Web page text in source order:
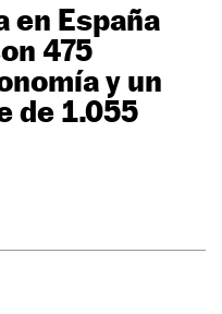
en España
475
y un
de 1.055